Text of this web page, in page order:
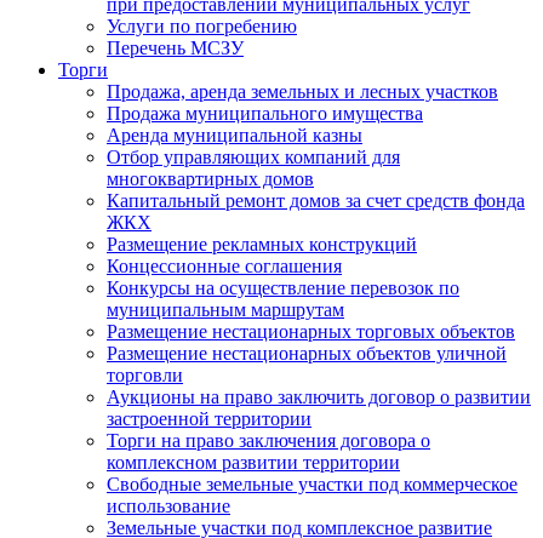
при предоставлении муниципальных услуг
Услуги по погребению
Перечень МСЗУ
Торги
Продажа, аренда земельных и лесных участков
Продажа муниципального имущества
Аренда муниципальной казны
Отбор управляющих компаний для
многоквартирных домов
Капитальный ремонт домов за счет средств фонда
ЖКХ
Размещение рекламных конструкций
Концессионные соглашения
Конкурсы на осуществление перевозок по
муниципальным маршрутам
Размещение нестационарных торговых объектов
Размещение нестационарных объектов уличной
торговли
Аукционы на право заключить договор о развитии
застроенной территории
Торги на право заключения договора о
комплексном развитии территории
Свободные земельные участки под коммерческое
использование
Земельные участки под комплексное развитие